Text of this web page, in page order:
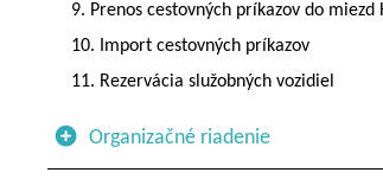
9. Prenos cestovných príkazov do miezd
10. Import cestovných príkazov
11. Rezervácia služobných vozidiel
Organizačné riadenie